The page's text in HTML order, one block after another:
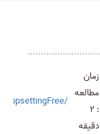
زمان
مطالعه
: 2
دقیقه
/appsettingFree